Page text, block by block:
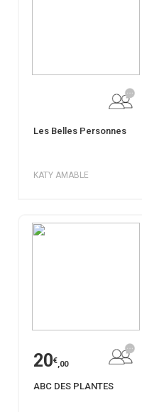
Les Belles Personnes
KATY AMABLE
20€,00
ABC DES PLANTES